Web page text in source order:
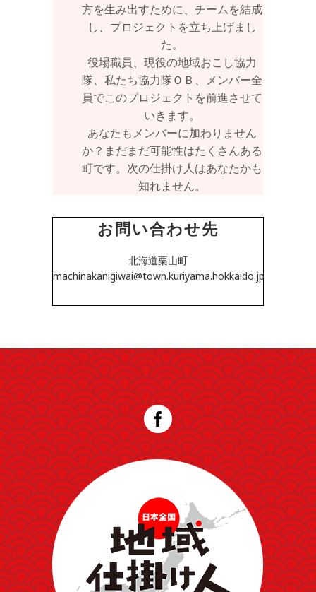
方を生み出すために、チームを結成
し、プロジェクトを立ち上げまし
た。
役場職員、現役の地域おこし協力
隊、私たち協力隊ＯＢ、メンバー全
員でこのプロジェクトを前進させて
いきます。
あなたもメンバーに加わりません
か？まだまだ可能性はたくさんある
町です。次の仕掛け人はあなたかも
知れません。
お問い合わせ先
北海道栗山町
machinakanigiwai@town.kuriyama.hokkaido.jp